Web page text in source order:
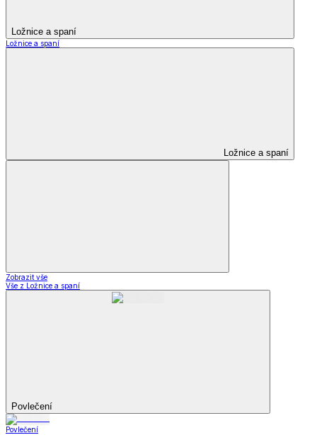
Ložnice a spaní
Ložnice a spaní
Ložnice a spaní
Zobrazit vše
Vše z Ložnice a spaní
Povlečení
Povlečení